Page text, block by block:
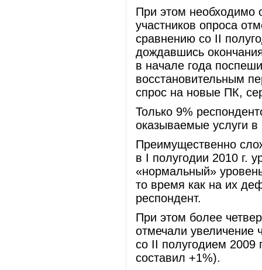
При этом необходимо
участников опроса
сравнению со II
дождавшись
в начале года
восстановительным
спрос на новые ПК,
Только 9%
оказываемые услуги в
Преимущественно
в I полугодии 2010 г.
«нормальный»
то время как на их
респондент.
При этом более
отмечали увеличение
со II полугодием 2009
составил +1%).